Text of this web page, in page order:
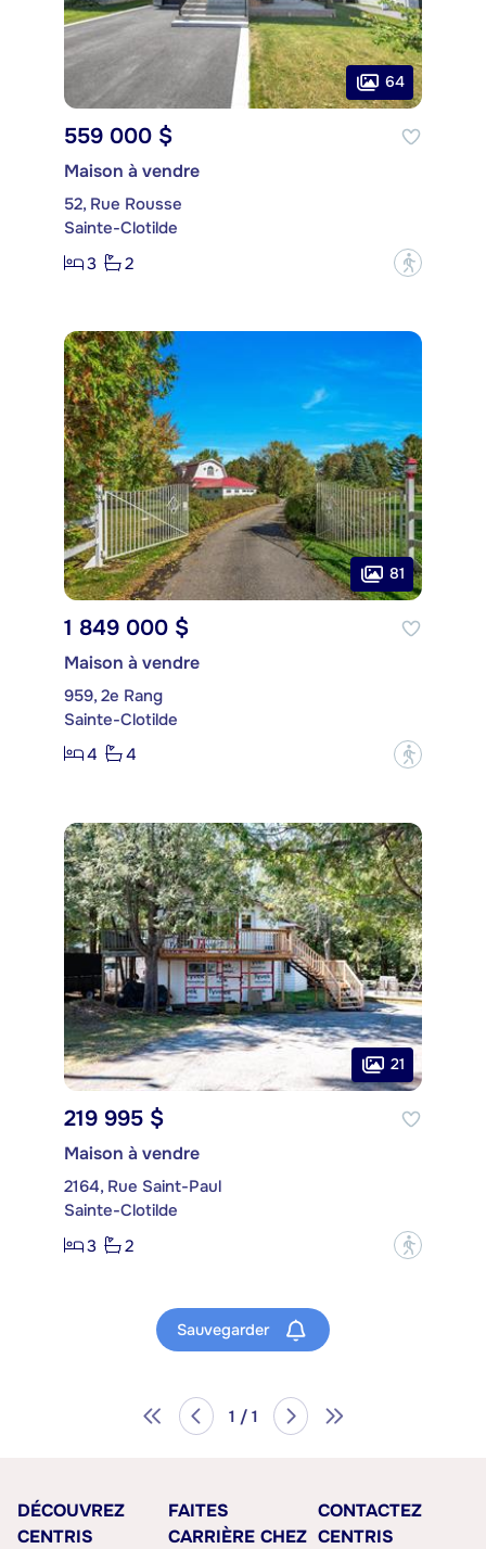
64
559 000 $
Maison à vendre
52, Rue Rousse
Sainte-Clotilde
3
2 ?
81
1 849 000 $
Maison à vendre
959, 2e Rang
Sainte-Clotilde
4
4 ?
21
219 995 $
Maison à vendre
2164, Rue Saint-Paul
Sainte-Clotilde
3
2 ?
Sauvegarder
1 / 1
DÉCOUVREZ
CENTRIS
FAITES
CARRIÈRE CHEZ
CONTACTEZ
CENTRIS